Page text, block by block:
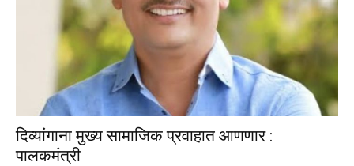
दिव्यांगाना मुख्य सामाजिक प्रवाहात आणणार :
पालकमंत्री